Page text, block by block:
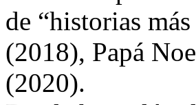
de “historias
(2018), Papá
(2020).